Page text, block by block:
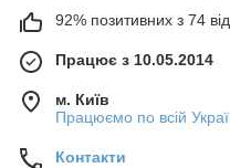
92% позитивних з 74
Працює з 10.05.2014
м. Київ
Працюємо по всій
Контакти